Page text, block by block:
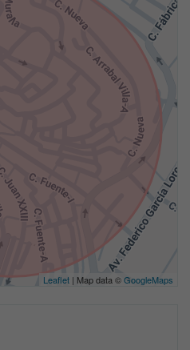
Leaflet | Map data ©GoogleMaps